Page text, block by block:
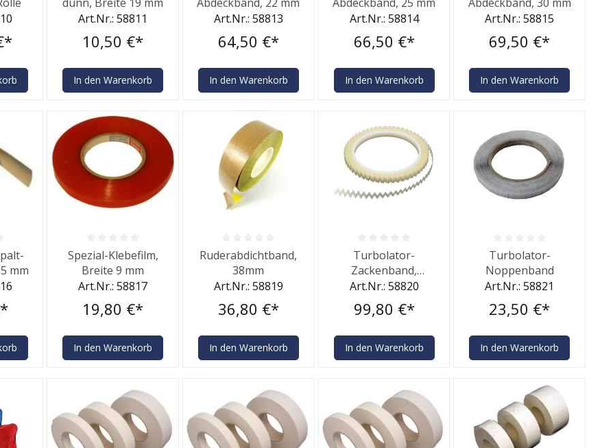
Art.Nr.: 58811
10,50 €*
In den Warenkorb
Art.Nr.: 58813
64,50 €*
In den Warenkorb
Art.Nr.: 58814
66,50 €*
In den Warenkorb
Art.Nr.: 58815
69,50 €*
In den Warenkorb
Bewertung von 0 von 5 Sternen
mm
Durchschnittliche Bewertung von 0 von 5 Sternen
Spezial-Klebefilm,
Breite 9 mm
Art.Nr.: 58817
19,80 €*
In den Warenkorb
Durchschnittliche Bewertung von 0 von 5 Sternen
Ruderabdichtband,
38mm
Art.Nr.: 58819
36,80 €*
In den Warenkorb
Durchschnittliche Bewertung von 0 von 5 Sternen
Turbolator-
Zackenband,
Zackenwinkel 90°
Art.Nr.: 58820
99,80 €*
In den Warenkorb
Durchschnittliche Bewertung
Turbolator-
Noppenband
Art.Nr.: 58821
23,50 €*
In den Warenkorb